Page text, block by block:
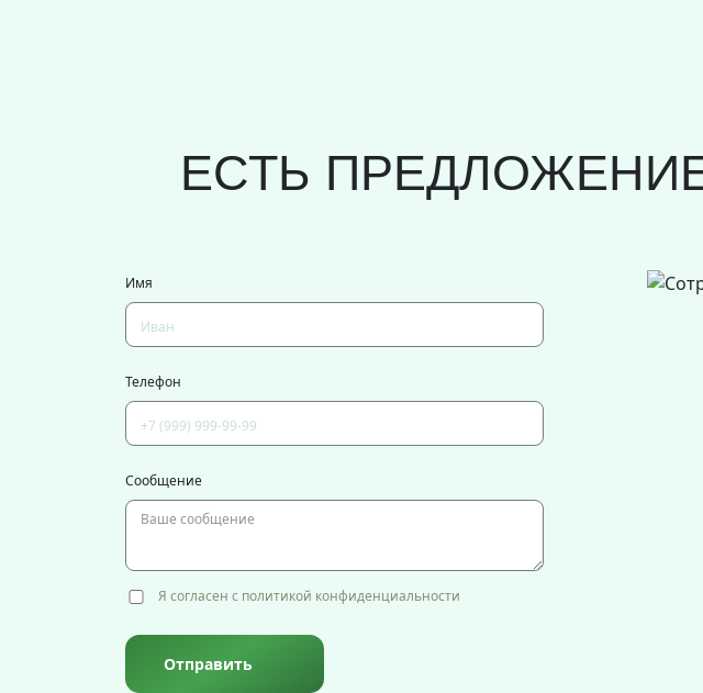
ЕСТЬ
Имя
Телефон
Сообщение
Я согласен с политикой конфиденциальности
Отправить